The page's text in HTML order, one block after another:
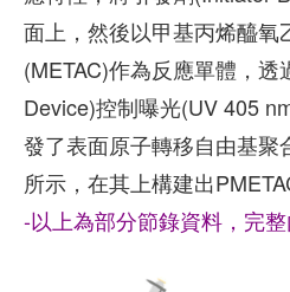
面上，然後以甲基丙烯醯氧
(METAC)作為反應單體，
Device)控制曝光(UV 405
發了表面原子轉移自由基聚
所示，在其上構建出
-以上為部分節錄資料，完整